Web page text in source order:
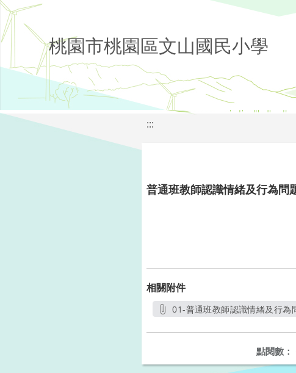
桃園市桃園區文山國民小學
:::
普通班教師認識情緒及行為問
相關附件
01-普通班教師認識情緒及行
點閱數：